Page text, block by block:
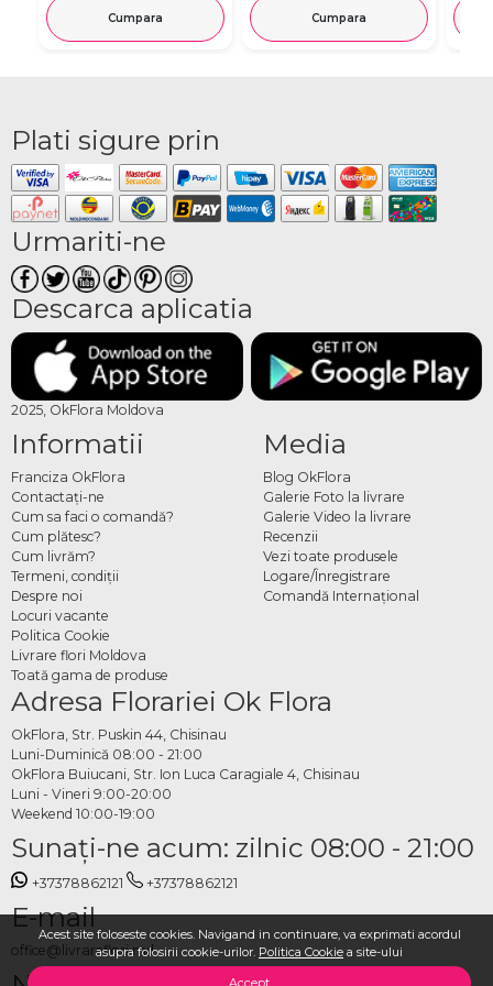
Acest site foloseste cookies. Navigand in continuare, va exprimati acordul
asupra folosirii cookie-urilor. Politica Cookie a site-ului
Accept
Cumpara Cumpara
Plati sigure prin
Urmariti-ne
Descarca aplicatia
2025, OkFlora Moldova
Informatii
Franciza OkFlora
Contactaţi-ne
Cum sa faci o comandă?
Cum plătesc?
Cum livrăm?
Termeni, condiţii
Despre noi
Locuri vacante
Politica Cookie
Livrare flori Moldova
Toată gama de produse
Media
Blog OkFlora
Galerie Foto la livrare
Galerie Video la livrare
Recenzii
Vezi toate produsele
Logare/Înregistrare
Comandă Internațional
Adresa Florariei Ok Flora
OkFlora, Str. Puskin 44, Chisinau
Luni-Duminică 08:00 - 21:00
OkFlora Buiucani, Str. Ion Luca Caragiale 4, Chisinau
Luni - Vineri 9:00-20:00
Weekend 10:00-19:00
Sunaţi-ne acum: zilnic 08:00 - 21:00
+37378862121 +37378862121
E-mail
office@livrareflori.md